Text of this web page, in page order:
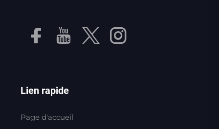
Lien rapide
Page d'accueil